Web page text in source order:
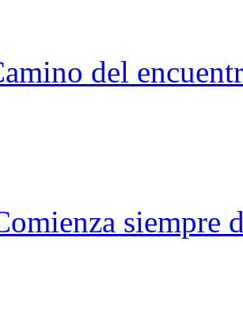
del
siempre